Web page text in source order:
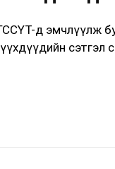
д эмчлүүлж
сэтгэл